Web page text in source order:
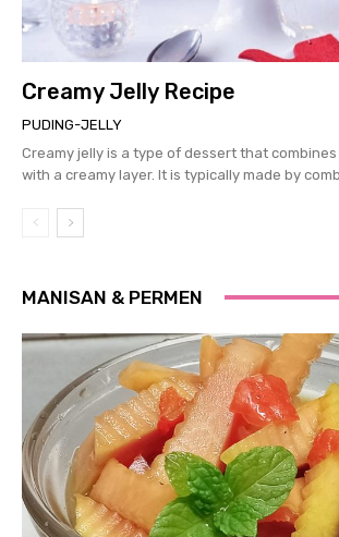
Creamy Jelly Recipe
PUDING-JELLY
Creamy jelly is a type of dessert that
with a creamy layer. It is typically made by
MANISAN & PERMEN